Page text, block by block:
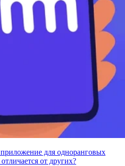
приложение для одноранговых
от других?